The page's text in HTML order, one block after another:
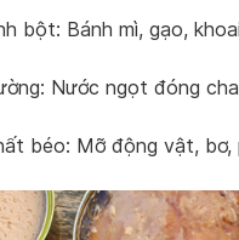
bột: Bánh mì, gạo,
Nước ngọt đóng
béo: Mỡ động vật, bơ,